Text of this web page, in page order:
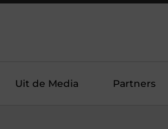
Uit de Media Partners